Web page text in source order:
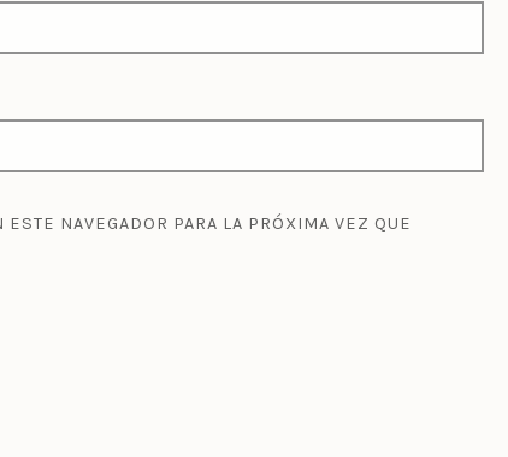
NAVEGADOR PARA LA PRÓXIMA VEZ QUE